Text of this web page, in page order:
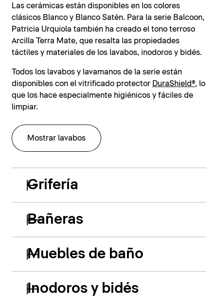
Las cerámicas están disponibles en los colores
clásicos Blanco y Blanco Satén. Para la serie Balcoon,
Patricia Urquiola también ha creado el tono terroso
Arcilla Terra Mate, que resalta las propiedades
táctiles y materiales de los lavabos, inodoros y bidés.
Todos los lavabos y lavamanos de la serie están
disponibles con el vitrificado protector DuraShield®, lo
que los hace especialmente higiénicos y fáciles de
limpiar.
Mostrar lavabos
Grifería
Bañeras
Muebles de baño
Inodoros y bidés